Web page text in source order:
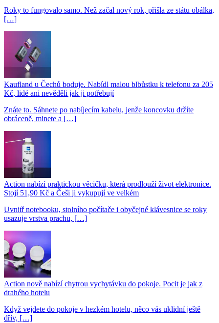
Roky to fungovalo samo. Než začal nový rok, přišla ze státu obálka,
[…]
Kaufland u Čechů boduje. Nabídl malou blbůstku k telefonu za 205
Kč, lidé ani nevěděli jak ji potřebují
Znáte to. Sáhnete po nabíjecím kabelu, jenže koncovku držíte
obráceně, minete a […]
Action nabízí praktickou věcičku, která prodlouží život elektronice.
Stojí 51,90 Kč a Češi ji vykupují ve velkém
Uvnitř notebooku, stolního počítače i obyčejné klávesnice se roky
usazuje vrstva prachu, […]
Action nově nabízí chytrou vychytávku do pokoje. Pocit je jak z
drahého hotelu
Když vejdete do pokoje v hezkém hotelu, něco vás uklidní ještě
dřív, […]